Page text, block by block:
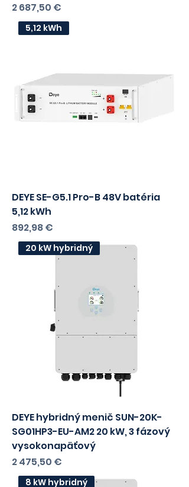
DEYE batéria RW-F16 – LiFePO4
batéria 48V
Cena
2 687,50 €s DPH
5,12 kWh
DEYE SE-G5.1 Pro-B 48V batéria
5,12 kWh
bez DPH
20 kW hybridný
DEYE hybridný menič SUN-20K-